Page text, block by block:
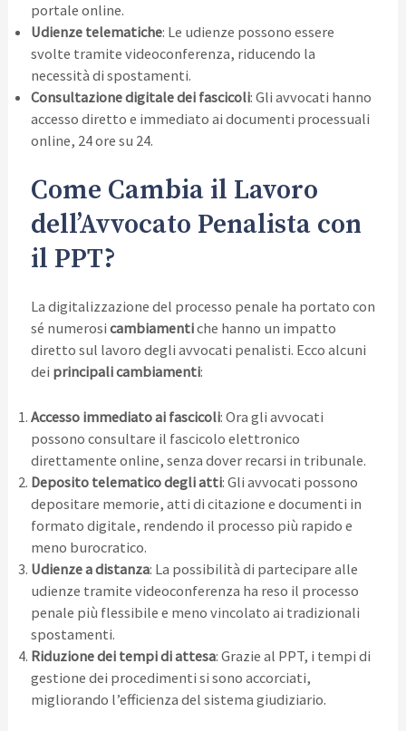
portale online.
Udienze telematiche: Le udienze possono essere
svolte tramite videoconferenza, riducendo la
necessità di spostamenti.
Consultazione digitale dei fascicoli: Gli avvocati hanno
accesso diretto e immediato ai documenti processuali
online, 24 ore su 24.
Come Cambia il Lavoro
dell’Avvocato Penalista con
il PPT?
La digitalizzazione del processo penale ha portato con
sé numerosi cambiamentiche hanno un impatto
diretto sul lavoro degli avvocati penalisti. Ecco alcuni
dei principali cambiamenti:
Accesso immediato ai fascicoli: Ora gli avvocati
possono consultare il fascicolo elettronico
direttamente online, senza dover recarsi in tribunale.
Deposito telematico degli atti: Gli avvocati possono
depositare memorie, atti di citazione e documenti in
formato digitale, rendendo il processo più rapido e
meno burocratico.
Udienze a distanza: La possibilità di partecipare alle
udienze tramite videoconferenza ha reso il processo
penale più flessibile e meno vincolato ai tradizionali
spostamenti.
Riduzione dei tempi di attesa: Grazie al PPT, i tempi di
gestione dei procedimenti si sono accorciati,
migliorando l’efficienza del sistema giudiziario.